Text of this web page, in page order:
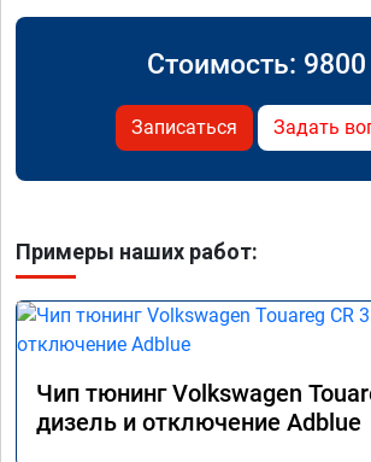
Стоимость: 9800
Записаться Задать
Примеры наших работ:
Чип тюнинг Volkswagen
дизель и отключение Adblue